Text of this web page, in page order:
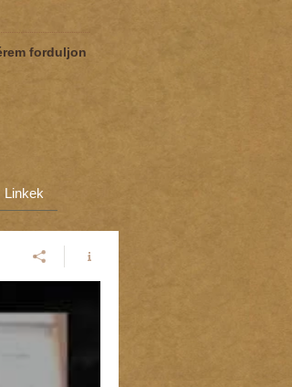
forduljon
Linkek